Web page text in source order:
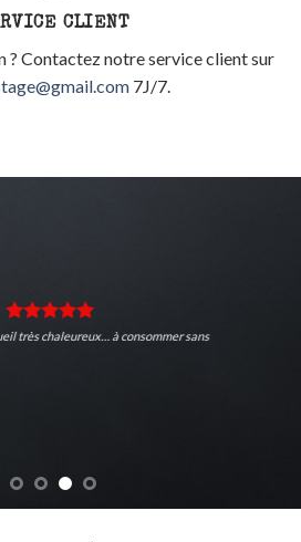
CLIENT
? Contactez notre service client sur
7J/7.
très chaleureux… à consommer sans